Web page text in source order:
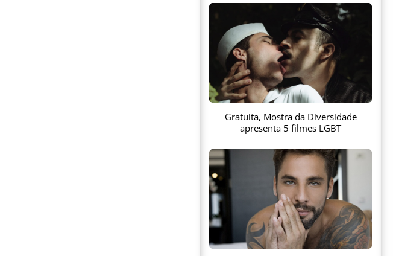
Gratuita, Mostra da Diversidade
apresenta 5 filmes LGBT